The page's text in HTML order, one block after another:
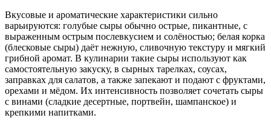
Вкусовые и ароматические характеристики сильно
варьируются: голубые сыры обычно острые, пикантные, с
выраженным острым послевкусием и солёностью; белая корка
(блесковые сыры) даёт нежную, сливочную текстуру и мягкий
грибной аромат. В кулинарии такие сыры используют как
самостоятельную закуску, в сырных тарелках, соусах,
заправках для салатов, а также запекают и подают с фруктами,
орехами и мёдом. Их интенсивность позволяет сочетать сыры
с винами (сладкие десертные, портвейн, шампанское) и
крепкими напитками.